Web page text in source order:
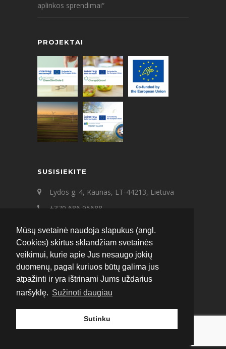
Mūsų svetainė naudoja slapukus (angl.
Cookies) skirtus sklandžiam svetainės
veikimui, kurie apie Jus nesaugo jokių
duomenų, pagal kuriuos būtų galima jus
atpažinti ir yra ištrinami Jums uždarius
naršyklę. Sužinoti daugiau
Sutinku
aplinkos sprendimai“
PROJEKTAI
SUSISIEKITE
Lydos g. 4, Kaunas, LT-44213, Lietuva
+370 686 95688
ecat@ecat.lt
Facebook
Instagram
LinkedIn
© 2020 ECAT